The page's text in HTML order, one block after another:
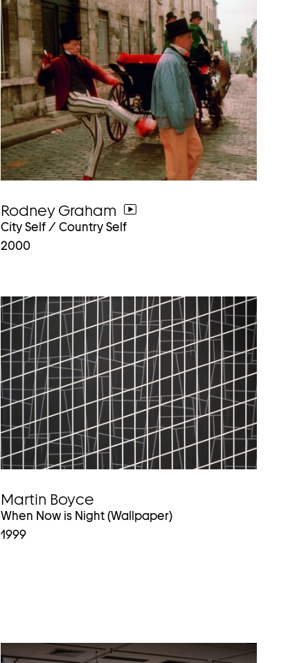
Rodney Graham
weiter
zum
video
City Self / Country Self
2000
Martin Boyce
When Now is Night (Wallpaper)
1999